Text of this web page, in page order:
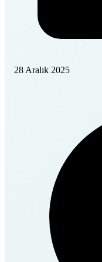
28 Aralık 2025